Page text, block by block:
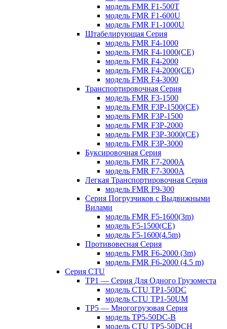
модель FMR F1-500T
модель FMR F1-600U
модель FMR F1-1000U
Штабелирующая Серия
модель FMR F4-1000
модель FMR F4-1000(CE)
модель FMR F4-2000
модель FMR F4-2000(CE)
модель FMR F4-3000
Транспортировочная Серия
модель FMR F3-1500
модель FMR F3P-1500(CE)
модель FMR F3P-1500
модель FMR F3P-2000
модель FMR F3P-3000(CE)
модель FMR F3P-3000
Буксировочная Серия
модель FMR F7-2000A
модель FMR F7-3000A
Легкая Транспортировочная Серия
модель FMR F9-300
Серия Погрузчиков с Выдвижными
Вилами
модель FMR F5-1600(3m)
модель F5-1500(CE)
модель F5-1600(4.5m)
Противовесная Cерия
модель FMR F6-2000 (3m)
модель FMR F6-2000 (4.5 m)
Серия CTU
TP1 — Серия Для Одного Грузоместа
модель CTU TP1-50DC
модель CTU TP1-50UM
TP5 — Многогрузовая Серия
модель TP5-50DC-B
модель CTU TP5-50DCH